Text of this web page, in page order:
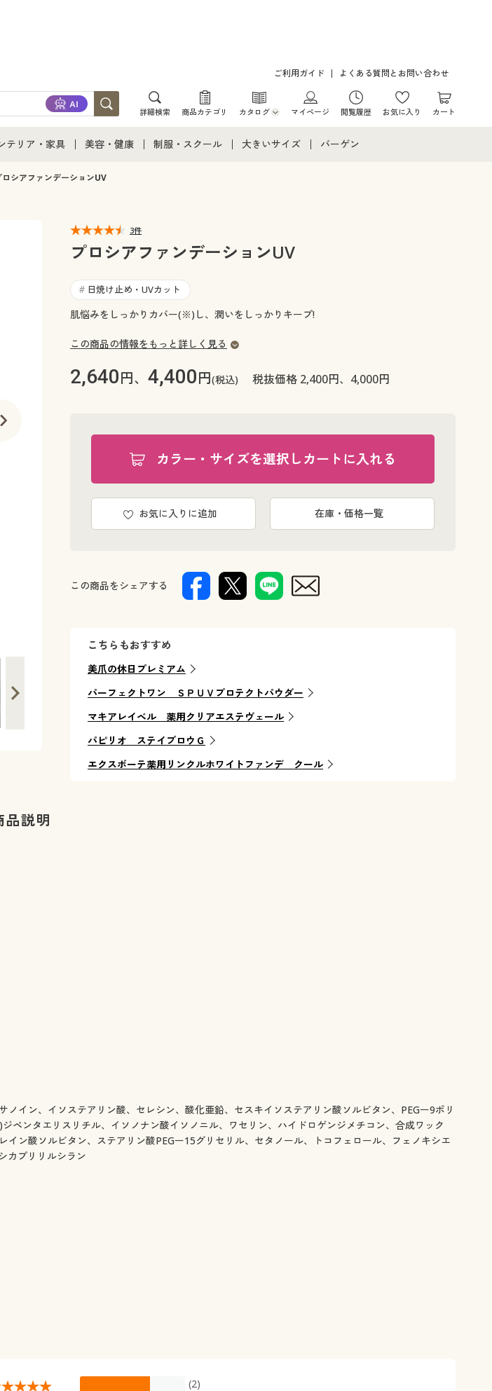
ご利用ガイド よくある質問とお問い合わせ
詳細検索 商品カテゴリ カタログ
カタログ・チラシからのご注文
マイページ 閲覧履歴 お気に入り カート
テリア・家具
テリア・家具通販すべて
ラグ・ファブリック
美容・健康
美容・健康通販すべて
制服・スクール
ジュニア・ティーンズ下着
大きいサイズ
大きいサイズ レディース下着
大きいサイズ 事務・制服
バーゲン
ロシアファンデーションUV
3件
プロシアファンデーションUV
# 日焼け止め・UVカット
肌悩みをしっかりカバー(※)し、潤いをしっかりキープ!
この商品の情報をもっと詳しく見る
2,640円、 4,400円(税込) 税抜価格 2,400円、4,000円
カラー・サイズを選択しカートに入れる
お気に入りに追加 在庫・価格一覧
この商品をシェアする
こちらもおすすめ
美爪の休日プレミアム
パーフェクトワン ＳＰＵＶプロテクトパウダー
マキアレイベル 薬用クリアエステヴェール
パピリオ ステイブロウＧ
エクスボーテ薬用リンクルホワイトファンデ クール
品説明
イン、イソステアリン酸、セレシン、酸化亜鉛、セスキイソステアリン酸ソルビタン、PEGー9ポリ
ンタエリスリチル、イソノナン酸イソノニル、ワセリン、ハイドロゲンジメチコン、合成ワック
ン酸ソルビタン、ステアリン酸PEGー15グリセリル、セタノール、トコフェロール、フェノキシエ
カプリリルシラン
(2)